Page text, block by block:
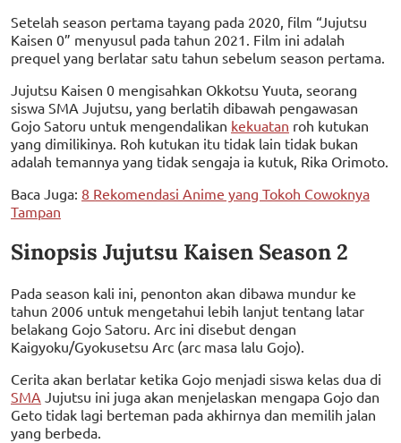
Setelah season pertama tayang pada 2020, film “Jujutsu
Kaisen 0” menyusul pada tahun 2021. Film ini adalah
prequel yang berlatar satu tahun sebelum season pertama.
Jujutsu Kaisen 0 mengisahkan Okkotsu Yuuta, seorang
siswa SMA Jujutsu, yang berlatih dibawah pengawasan
Gojo Satoru untuk mengendalikan kekuatan roh kutukan
yang dimilikinya. Roh kutukan itu tidak lain tidak bukan
adalah temannya yang tidak sengaja ia kutuk, Rika Orimoto.
Baca Juga: 8 Rekomendasi Anime yang Tokoh Cowoknya
Tampan
Sinopsis Jujutsu Kaisen Season 2
Pada season kali ini, penonton akan dibawa mundur ke
tahun 2006 untuk mengetahui lebih lanjut tentang latar
belakang Gojo Satoru. Arc ini disebut dengan
Kaigyoku/Gyokusetsu Arc (arc masa lalu Gojo).
Cerita akan berlatar ketika Gojo menjadi siswa kelas dua di
SMA Jujutsu ini juga akan menjelaskan mengapa Gojo dan
Geto tidak lagi berteman pada akhirnya dan memilih jalan
yang berbeda.